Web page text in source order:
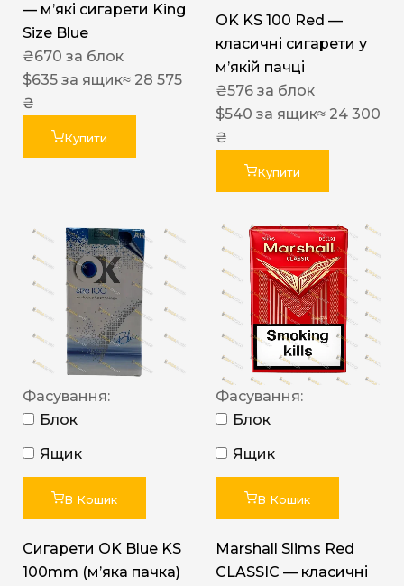
— м’які сигарети King
Size Blue
₴670 за блок
$635 за ящик≈ 28 575
₴
Купити
OK KS 100 Red —
класичні сигарети у
м’якій пачці
₴576 за блок
$540 за ящик≈ 24 300
₴
Купити
Фасування:
Блок
Ящик
В Кошик
Сигарети OK Blue KS
100mm (м’яка пачка)
Фасування:
Блок
Ящик
В Кошик
Marshall Slims Red
CLASSIC — класичні